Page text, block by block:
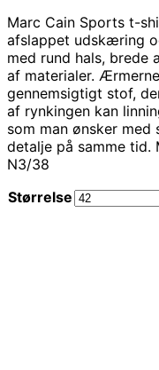
Marc Cain Sports t-
afslappet udskæring
med rund hals,
af materialer.
gennemsigtigt stof,
af rynkingen kan
som man ønsker
detalje på samme tid.
N3/38
Størrelse